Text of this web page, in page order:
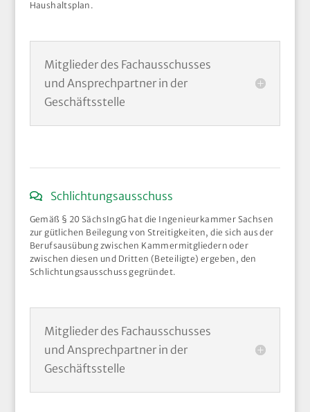
Haushaltsplan.
Mitglieder des Fachausschusses
und Ansprechpartner in der
Geschäftsstelle
Schlichtungsausschuss
Gemäß § 20 SächsIngG hat die Ingenieurkammer Sachsen
zur gütlichen Beilegung von Streitigkeiten, die sich aus der
Berufsausübung zwischen Kammermitgliedern oder
zwischen diesen und Dritten (Beteiligte) ergeben, den
Schlichtungsausschuss gegründet.
Mitglieder des Fachausschusses
und Ansprechpartner in der
Geschäftsstelle